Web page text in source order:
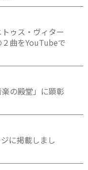
ゥス・ヴィター
曲をYouTubeで
の殿堂」に顕彰
に掲載しまし